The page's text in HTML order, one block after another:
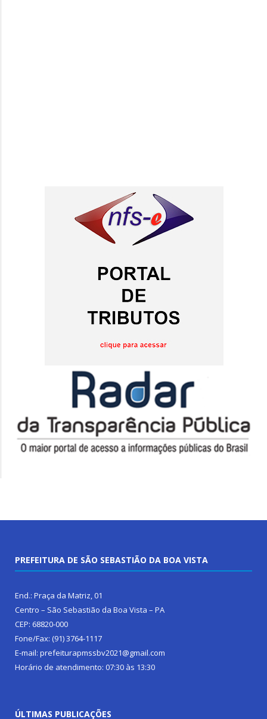
PREFEITURA DE SÃO SEBASTIÃO DA BOA VISTA
End.: Praça da Matriz, 01
Centro – São Sebastião da Boa Vista – PA
CEP: 68820-000
Fone/Fax: (91) 3764-1117
E-mail: prefeiturapmssbv2021@gmail.com
Horário de atendimento: 07:30 às 13:30
ÚLTIMAS PUBLICAÇÕES